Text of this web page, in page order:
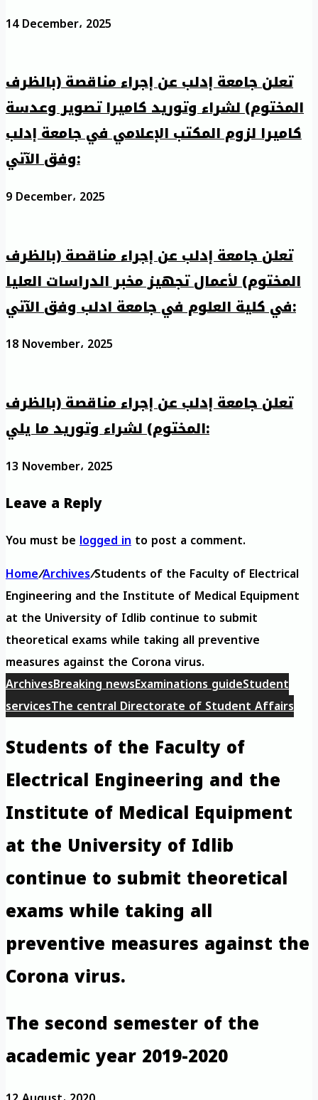
14 December، 2025
تعلن جامعة إدلب عن إجراء مناقصة (بالظرف
المختوم) لشراء وتوريد كاميرا تصوير وعدسة
كاميرا لزوم المكتب الإعلامي في جامعة إدلب
وفق الآتي:
9 December، 2025
تعلن جامعة إدلب عن إجراء مناقصة (بالظرف
المختوم) لأعمال تجهيز مخبر الدراسات العليا
في كلية العلوم في جامعة ادلب وفق الآتي:
18 November، 2025
تعلن جامعة إدلب عن إجراء مناقصة (بالظرف
المختوم) لشراء وتوريد ما يلي:
13 November، 2025
Leave a Reply
You must belogged into post a comment.
Home/Archives/Students of the Faculty of Electrical
Engineering and the Institute of Medical Equipment
at the University of Idlib continue to submit
theoretical exams while taking all preventive
measures against the Corona virus.
ArchivesBreaking newsExaminations guideStudent
servicesThe central Directorate of Student Affairs
Students of the Faculty of
Electrical Engineering and the
Institute of Medical Equipment
at the University of Idlib
continue to submit theoretical
exams while taking all
preventive measures against the
Corona virus.
The second semester of the
academic year 2019-2020